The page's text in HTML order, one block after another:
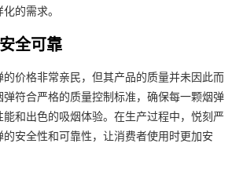
的需求。
全可靠
的价格非常亲民，但其产品的质量并未因此而
符合严格的质量控制标准，确保每一颗烟弹
和出色的吸烟体验。在生产过程中，悦刻严
安全性和可靠性，让消费者使用时更加安